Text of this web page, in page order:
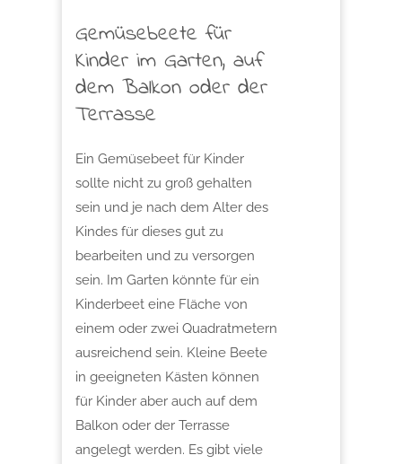
Gemüsebeete für
Kinder im Garten, auf
dem Balkon oder der
Terrasse
Ein Gemüsebeet für Kinder
sollte nicht zu groß gehalten
sein und je nach dem Alter des
Kindes für dieses gut zu
bearbeiten und zu versorgen
sein. Im Garten könnte für ein
Kinderbeet eine Fläche von
einem oder zwei Quadratmetern
ausreichend sein. Kleine Beete
in geeigneten Kästen können
für Kinder aber auch auf dem
Balkon oder der Terrasse
angelegt werden. Es gibt viele